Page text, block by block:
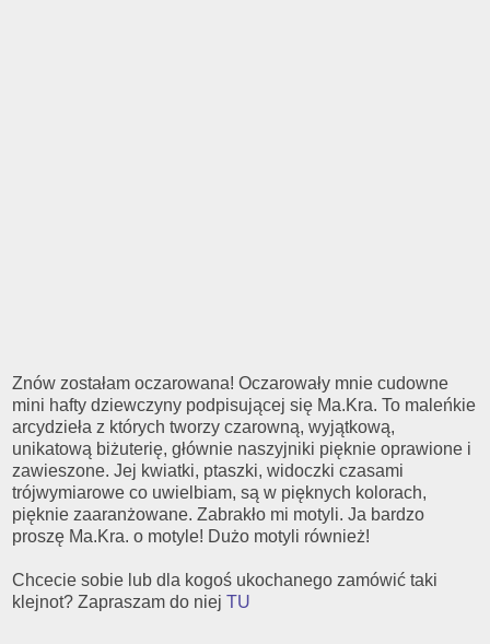
Znów zostałam oczarowana! Oczarowały mnie cudowne
mini hafty dziewczyny podpisującej się Ma.Kra. To maleńkie
arcydzieła z których tworzy czarowną, wyjątkową,
unikatową biżuterię, głównie naszyjniki pięknie oprawione i
zawieszone. Jej kwiatki, ptaszki, widoczki czasami
trójwymiarowe co uwielbiam, są w pięknych kolorach,
pięknie zaaranżowane. Zabrakło mi motyli. Ja bardzo
proszę Ma.Kra. o motyle! Dużo motyli również!
Chcecie sobie lub dla kogoś ukochanego zamówić taki
klejnot? Zapraszam do niej TU